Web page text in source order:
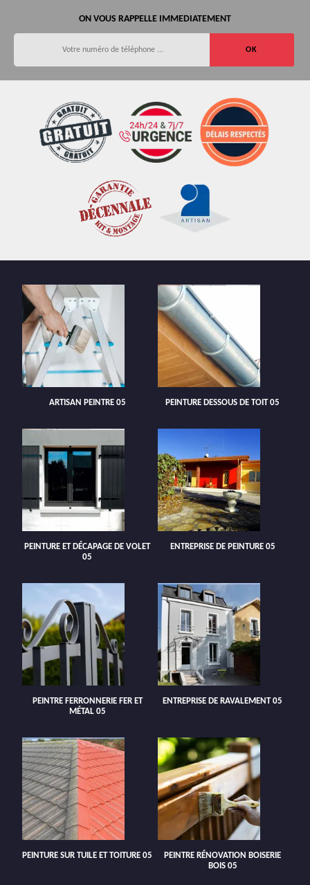
ON VOUS RAPPELLE IMMEDIATEMENT
ARTISAN PEINTRE 05 PEINTURE DESSOUS DE TOIT 05
PEINTURE ET DÉCAPAGE DE VOLET
05
ENTREPRISE DE PEINTURE 05
PEINTRE FERRONNERIE FER ET
MÉTAL 05
ENTREPRISE DE RAVALEMENT 05
PEINTURE SUR TUILE ET TOITURE 05
PEINTRE RÉNOVATION BOISERIE
BOIS 05